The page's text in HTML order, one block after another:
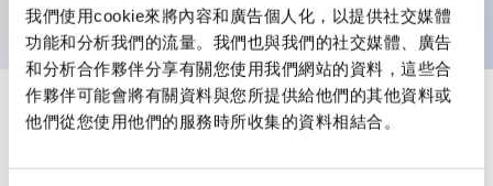
我們使用cookie來將內容和廣告個人化，以提供社交媒體
功能和分析我們的流量。我們也與我們的社交媒體、廣告
和分析合作夥伴分享有關您使用我們網站的資料，這些合
作夥伴可能會將有關資料與您所提供給他們的其他資料或
他們從您使用他們的服務時所收集的資料相結合。
規格
審美規範